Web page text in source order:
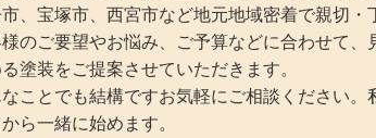
、宝塚市、西宮市など地元地域密着で親切・
のご要望やお悩み、ご予算などに合わせて
塗装をご提案させていただきます。
なことでも結構ですお気軽にご相談ください
ら一緒に始めます。